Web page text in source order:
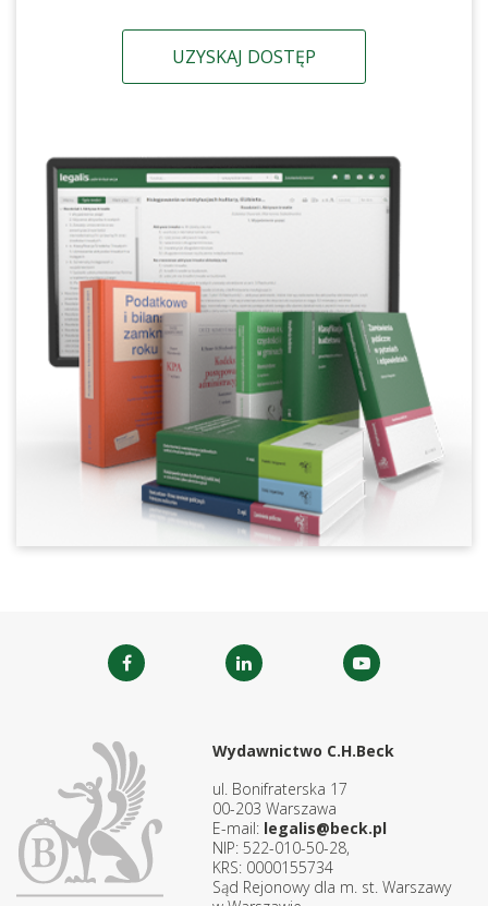
UZYSKAJ DOSTĘP
Wydawnictwo C.H.Beck
ul. Bonifraterska 17
00-203 Warszawa
E-mail: legalis@beck.pl
NIP: 522-010-50-28,
KRS: 0000155734
Sąd Rejonowy dla m. st. Warszawy